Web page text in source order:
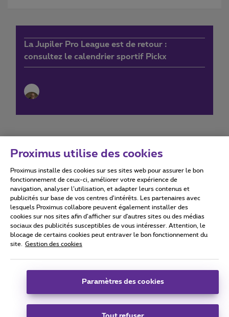
La Jupiler Pro League est de retour :
consultez le calendrier sportif Pickx
Conditions d'utilisation Accessibility statement
Tous droits réservés. © 2026
Conditions générales, info consommateur
Coordonnées de l’entreprise
Boulevard du Roi Albert II 27 - B-1030 Bruxelles.
Proximus utilise des cookies
Proximus installe des cookies sur ses sites web pour assurer le bon
fonctionnement de ceux-ci, améliorer votre expérience de
navigation, analyser l’utilisation, et adapter leurs contenus et
publicités sur base de vos centres d’intérêts. Les partenaires avec
lesquels Proximus collabore peuvent également installer des
cookies sur nos sites afin d’afficher sur d'autres sites ou des médias
sociaux des publicités susceptibles de vous intéresser. Attention, le
blocage de certains cookies peut entraver le bon fonctionnement du
site.
Gestion des cookies
Paramètres des cookies